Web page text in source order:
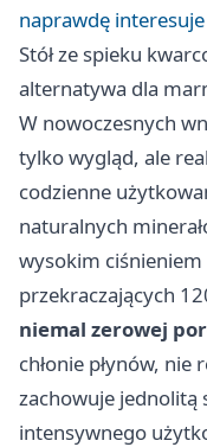
naprawdę
Stół ze spieku
alternatywa dla
W nowoczesnych
tylko wygląd, ale
codzienne
naturalnych
wysokim
przekraczających
niemal zerowej
chłonie płynów, nie
zachowuje
intensywnego